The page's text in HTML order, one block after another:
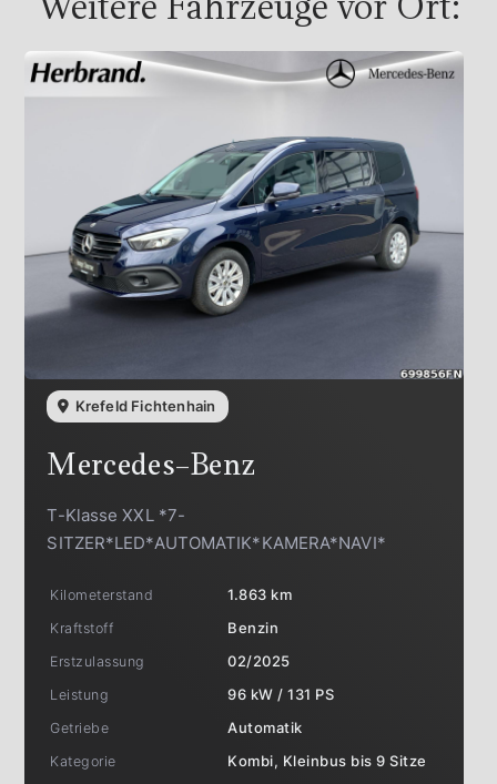
Krefeld Fichtenhain
Mercedes-Benz
T-Klasse XXL *7-
SITZER*LED*AUTOMATIK*KAMERA*NAVI*
Kilometerstand
1.863 km
Kraftstoff
Benzin
Erstzulassung
02/2025
Leistung
96 kW / 131 PS
Getriebe
Automatik
Kategorie
Kombi, Kleinbus bis 9 Sitze